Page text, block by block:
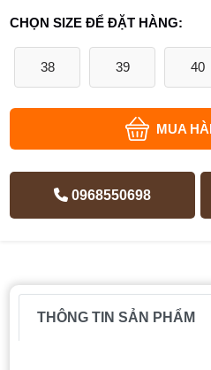
CHỌN SIZE ĐỂ ĐẶT HÀNG:
38 39 40
MUA
0968550698
THÔNG TIN SẢN PHẨM